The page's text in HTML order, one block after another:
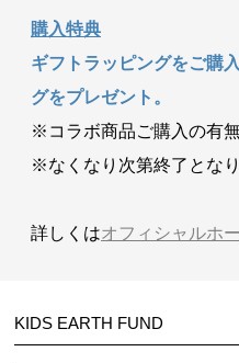
購入特典
ギフトラッピングをご購
グをプレゼント。
※コラボ商品ご購入の有無
※なくなり次第終了となり
詳しくはオフィシャルホ
KIDS EARTH FUND